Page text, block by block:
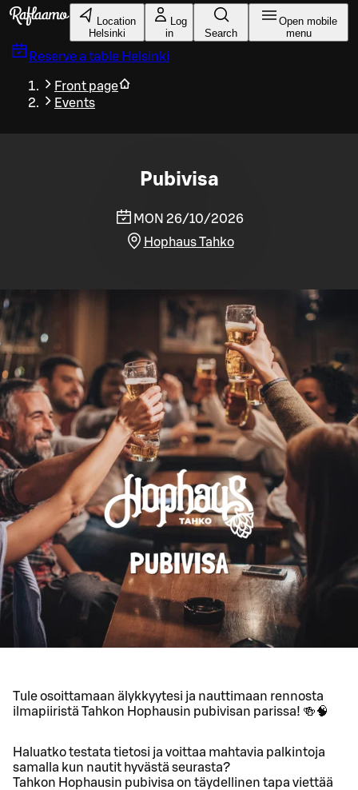
Skip to main content
Location
Helsinki
Log
in
Search
Open mobile
menu
Reserve a table Helsinki
Front page
Events
Pubivisa
MON 26/10/2026
Hophaus Tahko
Tule osoittamaan älykkyytesi ja nauttimaan rennosta
ilmapiiristä Tahkon Hophausin pubivisan parissa! 🍻🧠
Haluatko testata tietosi ja voittaa mahtavia palkintoja
samalla kun nautit hyvästä seurasta?
Tahkon Hophausin pubivisa on täydellinen tapa viettää